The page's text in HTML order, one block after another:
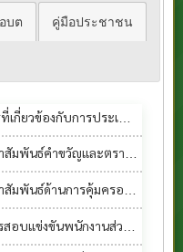
บต คู่มือประชาชน
น ITA ประจำปีงบประมาณ พ.ศ. 2569
ษณ์รณรงค์วันงบสูบบหรี่โลก ประจำปี 2569
ธ์ด้านการคุ้มครองผู้บรืโภค
จุบุคคลเป็นข้าราชการหรือพนักงานส่วนท้องถิ่น พ.ศ.2568 เฉพาะศูนย์สอบภาคใต้ เขต 1 และเขต 2